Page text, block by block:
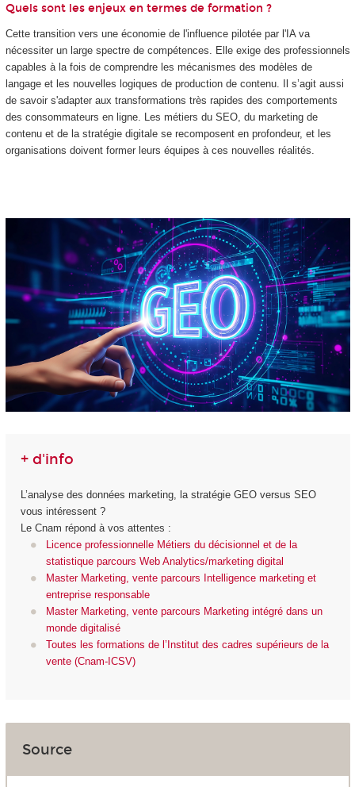
Quels sont les enjeux en termes de formation ?
Cette transition vers une économie de l'influence pilotée par l'IA va
nécessiter un large spectre de compétences. Elle exige des professionnels
capables à la fois de comprendre les mécanismes des modèles de
langage et les nouvelles logiques de production de contenu. Il s’agit aussi
de savoir s'adapter aux transformations très rapides des comportements
des consommateurs en ligne. Les métiers du SEO, du marketing de
contenu et de la stratégie digitale se recomposent en profondeur, et les
organisations doivent former leurs équipes à ces nouvelles réalités.
+ d'info
L’analyse des données marketing, la stratégie GEO versus SEO
vous intéressent ?
Le Cnam répond à vos attentes :
Licence professionnelle Métiers du décisionnel et de la
statistique parcours Web Analytics/marketing digital
Master Marketing, vente parcours Intelligence marketing et
entreprise responsable
Master Marketing, vente parcours Marketing intégré dans un
monde digitalisé
Toutes les formations de l’Institut des cadres supérieurs de la
vente (Cnam-ICSV)
Source